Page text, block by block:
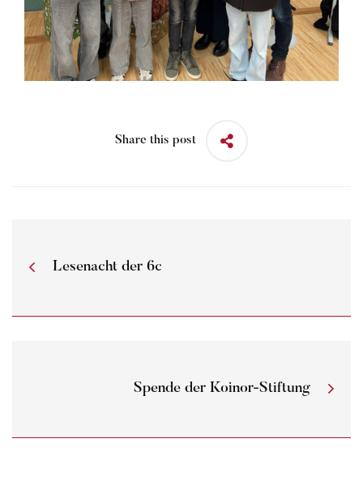
Share this post
Lesenacht der 6c
Spende der Koinor-Stiftung